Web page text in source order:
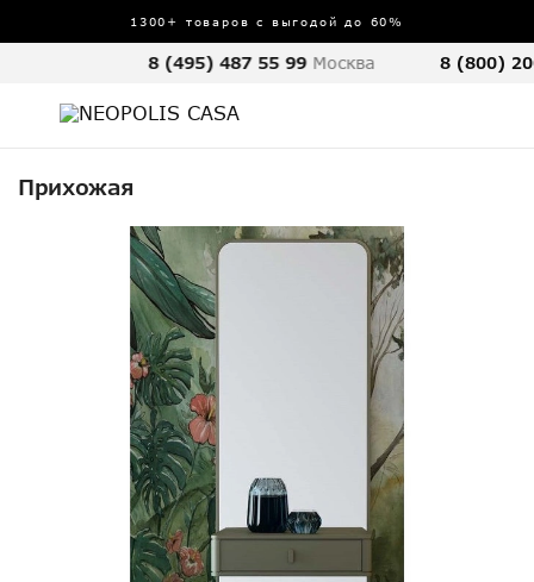
1300+ товаров с выгодой до 60%
8 (495) 487 55 99 Москва 8 (800)
Прихожая